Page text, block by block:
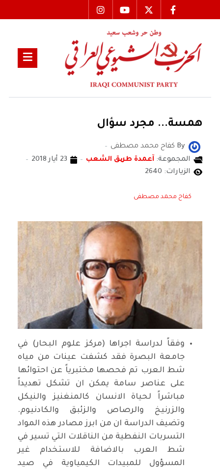
همسة... مجرد سؤال
By كفاح محمد مصطفى
المجموعة: آعمدة طریق الشعب
23 أيار 2018
الزيارات: 2640
كفاح محمد مصطفى
وفقاً لدراسة اجراها (مركز علوم البحار) في
جامعة البصرة فقد كشفت عينات من مياه
شط العرب تم فحصها مختبرياً عن احتوائها
على عناصر سامة يمكن ان تشكل تهديداً
مباشراً لحياة الانسان كالمنغنيز والنيكل
والزرنيخ والرصاص والزئبق والكادنيوم.
وتضيف الدراسة ان من ابرز مصادر هذه المواد
التسربات النفطية من الناقلات التي تسير في
شط العرب بالاضافة للاستخدام غير
المسؤول للمبيدات الكيمياوية في صيد